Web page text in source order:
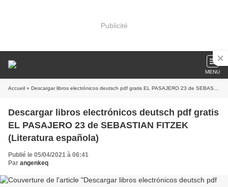
Publicité
MENU
Accueil » Descargar libros electrónicos deutsch pdf gratis EL PASAJERO 23 de SEBASTIAN FITZEK (Literatura española)
Descargar libros electrónicos deutsch pdf gratis
EL PASAJERO 23 de SEBASTIAN FITZEK
(Literatura española)
Publié le 05/04/2021 à 06:41
Par angenkeq